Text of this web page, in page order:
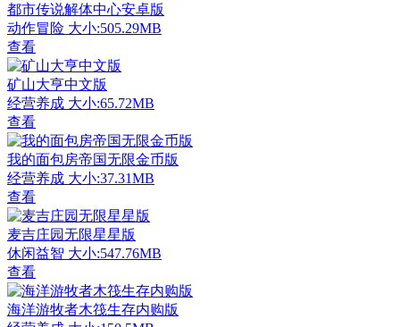
都市传说解体中心安卓版
动作冒险 大小:505.29MB
查看
矿山大亨中文版
经营养成 大小:65.72MB
查看
我的面包房帝国无限金币版
经营养成 大小:37.31MB
查看
麦吉庄园无限星星版
休闲益智 大小:547.76MB
查看
海洋游牧者木筏生存内购版